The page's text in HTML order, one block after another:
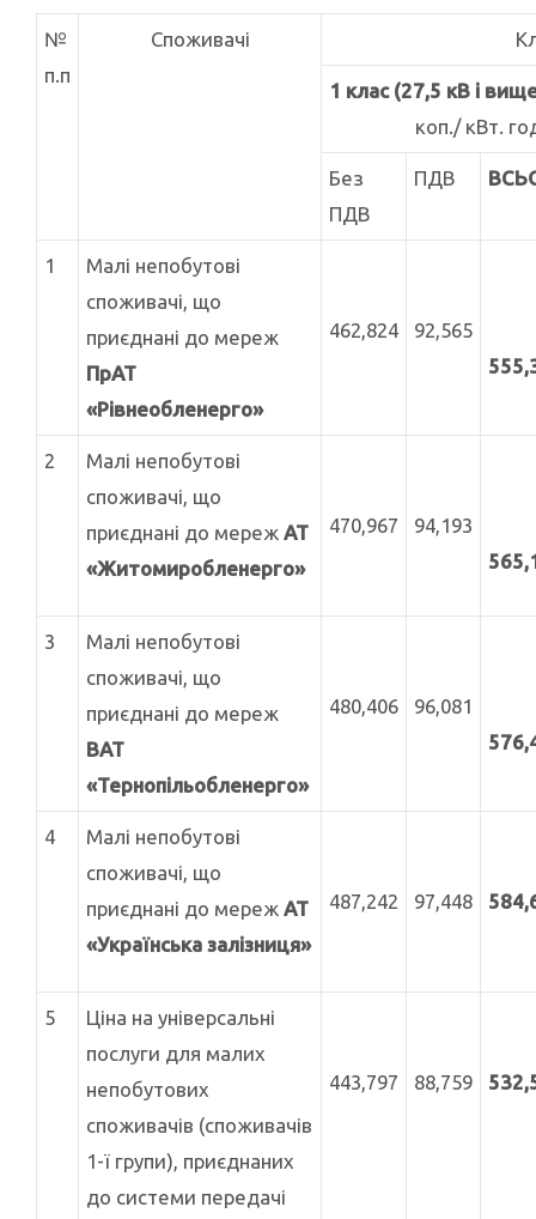
№
п.п
Споживачі
1 клас (27,5 кВ і
коп./ кВт.
Без
ПДВ
ПДВ
1
Малі непобутові
споживачі, що
приєднані до мереж
ПрАТ
«Рівнеобленерго»
462,824
92,565
2
Малі непобутові
споживачі, що
приєднані до мереж АТ
«Житомиробленерго»
470,967
94,193
3
Малі непобутові
споживачі, що
приєднані до мереж
ВАТ
«Тернопільобленерго»
480,406
96,081
4
Малі непобутові
споживачі, що
приєднані до мереж АТ
«Українська залізниця»
487,242 97,448
5
Ціна на універсальні
послуги для малих
непобутових
споживачів (споживачів
1-ї групи), приєднаних
до системи передачі
443,797 88,759